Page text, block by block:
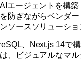
エージェントを構
防ぎながらベンダー
ソースソリューショ
、Next.js 14で
、ビジュアルなマル